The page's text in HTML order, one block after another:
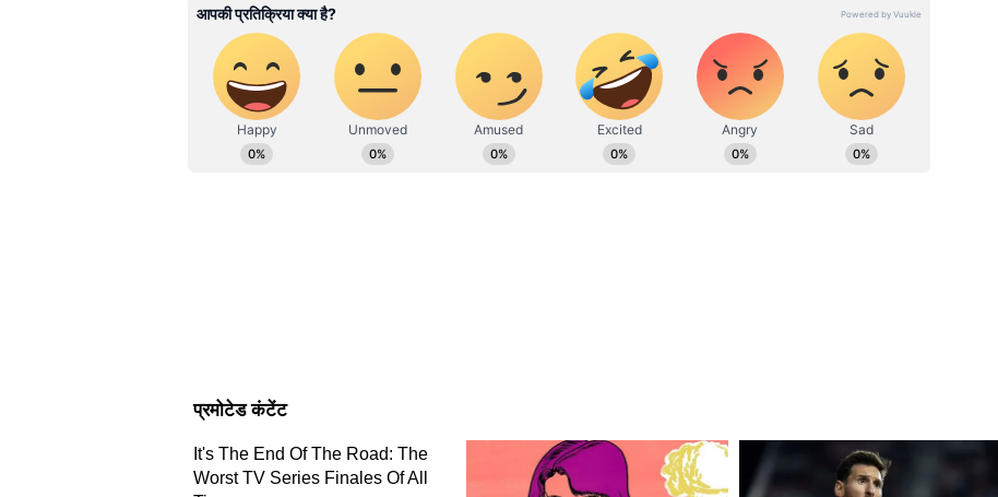
View post on Instagram
यह भी पढ़ें :कौन हैं सेजल पवार, जो डेड बॉडी के प्राइवेट पार्ट का मजाक उड़ाकर फंसी, लिया
उर्फी जावेद ने जताई मधुर विरली के जोक पर नाराजगी
News Hindi में ये कार्यरत हैं। यहां पर डिप्टी न्यूज एडिटर के तौर पर एंटरटेनमेंट टीम को लीड कर रहे हैं। उन्होंने
इलेक्ट्रॉनिक मीडिया में M.Sc और मीडिया स्टडीज में M.Phil किया है। मनोरंजन जगत से जुड़े मुद्दों और समसामयिक
विषयों पर लिखने में रुचि। उनसे gagan.gurjar@asianetnews.in संपर्क किया जा सकता है।